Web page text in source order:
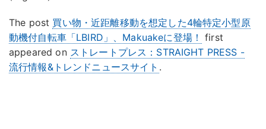
The post 買い物・近距離移動を想定した4輪特定小型原
動機付自転車「LBIRD」、Makuakeに登場！ first
appeared on ストレートプレス：STRAIGHT PRESS -
流行情報&トレンドニュースサイト .